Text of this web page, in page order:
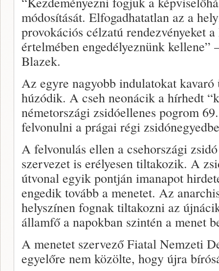
módosítását. Elfogadhatatlan az a
provokációs célzatú rendezvényeket
értelmében engedélyeznünk kellene”
Blazek.
Az egyre nagyobb indulatokat
húzódik. A cseh neonácik a hírhedt
németországi zsidóellenes pogrom
felvonulni a prágai régi
A felvonulás ellen a csehországi
szervezet is erélyesen tiltakozik. A
útvonal egyik pontján imanapot
engedik tovább a menetet. Az
helyszínen fognak tiltakozni az
államfő a napokban szintén a menet
A menetet szervező Fiatal Nemzeti
egyelőre nem közölte, hogy újra